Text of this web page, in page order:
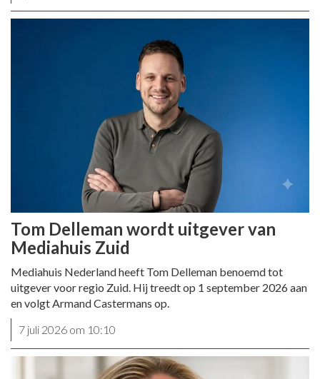
Tom Delleman wordt uitgever van
Mediahuis Zuid
Mediahuis Nederland heeft Tom Delleman benoemd tot
uitgever voor regio Zuid. Hij treedt op 1 september 2026 aan
en volgt Armand Castermans op.
7 juli 2026 om 10:10